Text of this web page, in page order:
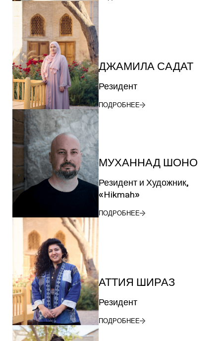
ДЖАМИЛА САДАТ
Резидент
ПОДРОБНЕЕ
МУХАННАД ШОНО
Резидент и Художник,
«Hikmah»
ПОДРОБНЕЕ
АТТИЯ ШИРАЗ
Резидент
ПОДРОБНЕЕ